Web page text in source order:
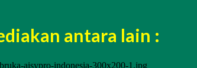
antara lain :